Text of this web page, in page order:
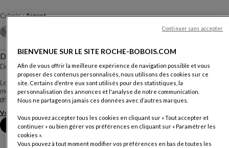
Coloris :Argent
Autres coloris
Description
Design Sacha Lakic
Le canapé Setup incarne le savoir-faire de Roche Bobois : design, confort,
modularité et durabilité. Les volumes sont particulièrement harmonieux,
généreux et offrent un moelleux, un confort séduisant. Il est déclinable da...
Voir plus
Prendre rendez-vous en magasin
BIENVENUE SUR LE SITE ROCHE-BOBOIS.COM
Afin de vous offrir la meilleure expérience de navigation possible et vous
proposer des contenus personnalisés, nous utilisons des cookies sur ce
site. Certains d’entre eux sont utilisés pour des statistiques, la
personnalisation des annonces et l'analyse de notre communication.
Nous ne partageons jamais ces données avec d’autres marques.
Vous pouvez accepter tous les cookies en cliquant sur « Tout accepter et
continuer » ou bien gérer vos préférences en cliquant sur « Paramétrer les
cookies ».
Vous pouvez à tout moment modifier vos préférences en bas de toutes les
Continuer sans accepter